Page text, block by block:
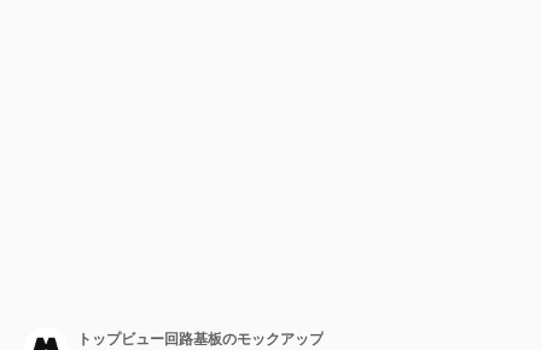
トップビュー回路基板のモックアップ